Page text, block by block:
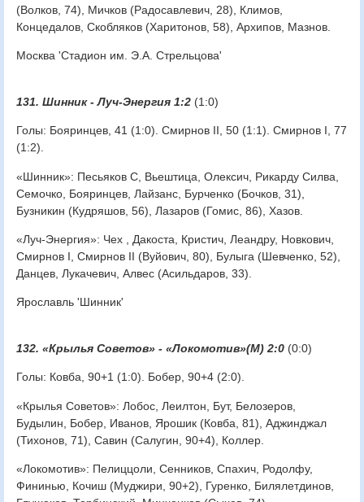
(Волков, 74), Мичков (Радосавлевич, 28), Климов,
Концедалов, Скобляков (Харитонов, 58), Архипов, Мазнов.
Москва 'Стадион им. Э.А. Стрельцова'
131. Шинник - Луч-Энергия 1:2 (1:0)
Голы: Бояринцев, 41 (1:0). Смирнов II, 50 (1:1). Смирнов I, 77
(1:2).
«Шинник»: Песьяков С, Вьештица, Олексич, Рикарду Силва,
Семочко, Бояринцев, Лайзанс, Бурченко (Бочков, 31),
Бузникин (Кудряшов, 56), Лазаров (Гомис, 86), Хазов.
«Луч-Энергия»: Чех , Дакоста, Кристич, Леандру, Новкович,
Смирнов I, Смирнов II (Вуйович, 80), Булыга (Шевченко, 52),
Данцев, Лукачевич, Алвес (Асильдаров, 33).
Ярославль 'Шинник'
132. «Крылья Советов» - «Локомотив»(М) 2:0 (0:0)
Голы: Ковба, 90+1 (1:0). Бобер, 90+4 (2:0).
«Крылья Советов»: Лобос, Леилтон, Бут, Белозеров,
Будылин, Бобер, Иванов, Ярошик (Ковба, 81), Аджинджал
(Тихонов, 71), Савин (Салугин, 90+4), Коллер.
«Локомотив»: Пелиццоли, Сенников, Спахич, Родолфу,
Фининью, Кочиш (Муджири, 90+2), Гуренко, Билялетдинов,